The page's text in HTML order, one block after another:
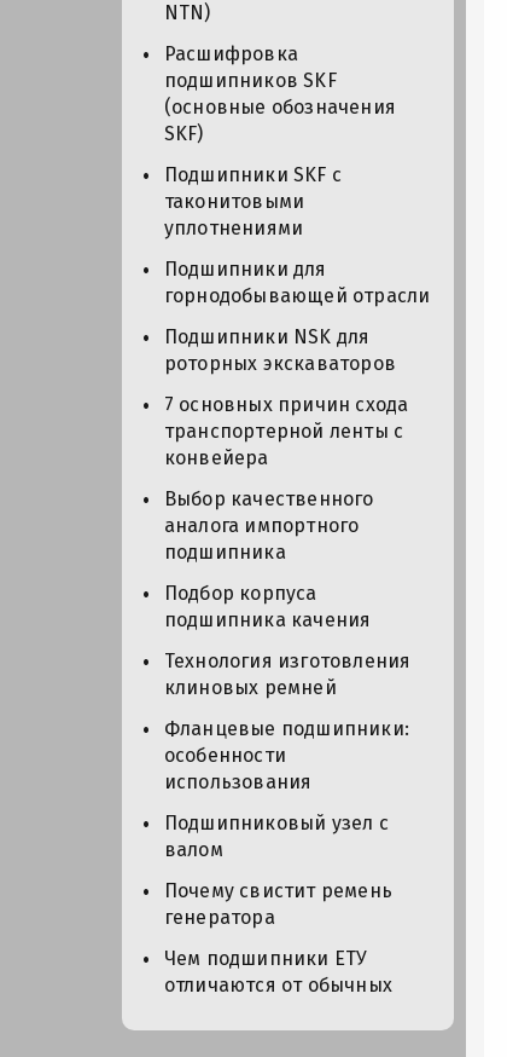
NTN)
Расшифровка
подшипников SKF
(основные обозначения
SKF)
Подшипники SKF с
таконитовыми
уплотнениями
Подшипники для
горнодобывающей отрасли
Подшипники NSK для
роторных экскаваторов
7 основных причин схода
транспортерной ленты с
конвейера
Выбор качественного
аналога импортного
подшипника
Подбор корпуса
подшипника качения
Технология изготовления
клиновых ремней
Фланцевые подшипники:
особенности
использования
Подшипниковый узел с
валом
Почему свистит ремень
генератора
Чем подшипники ЕТУ
отличаются от обычных